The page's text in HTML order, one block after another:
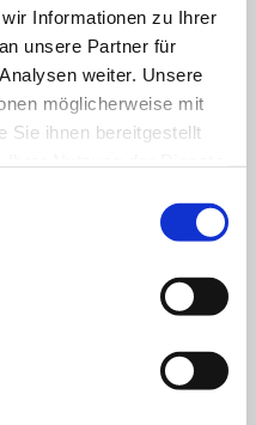
Informationen zu Ihrer
unsere Partner für
weiter. Unsere
möglicherweise mit
Sie ihnen bereitgestellt